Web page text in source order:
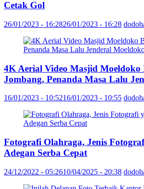
Cetak Gol
26/01/2023 - 16:2826/01/2023 - 16:28
4K Aerial Video Masjid Moeldoko
Jombang, Penanda Masa Lalu
16/01/2023 - 10:5216/01/2023 - 10:55
Fotografi Olahraga, Jenis
Adegan Serba Cepat
24/12/2022 - 05:2610/04/2025 - 20:38